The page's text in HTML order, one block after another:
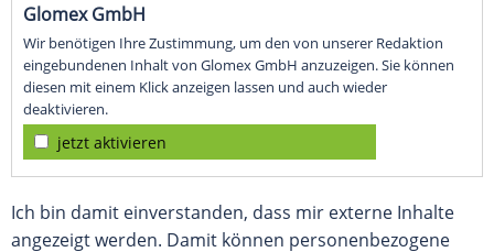
Glomex GmbH
Wir benötigen Ihre Zustimmung, um den von unserer Redaktion
eingebundenen Inhalt von Glomex GmbH anzuzeigen. Sie können
diesen mit einem Klick anzeigen lassen und auch wieder
deaktivieren.
jetzt aktivieren
Ich bin damit einverstanden, dass mir externe Inhalte
angezeigt werden. Damit können personenbezogene